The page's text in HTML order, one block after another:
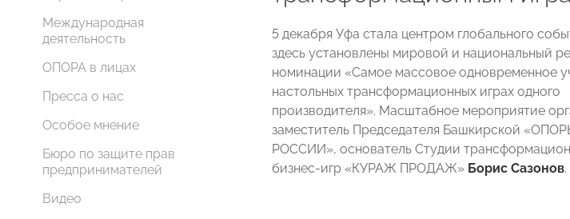
Международная
деятельность
ОПОРА в лицах
Пресса о нас
Особое мнение
Бюро по защите прав
предпринимателей
Видео
5 декабря Уфа стала центром глобального
здесь установлены мировой и национальный
номинации «Самое массовое одновременное
настольных трансформационных играх одного
производителя». Масштабное мероприятие
заместитель Председателя Башкирской
РОССИИ», основатель Студии
бизнес-игр «КУРАЖ ПРОДАЖ» Борис Сазонов.